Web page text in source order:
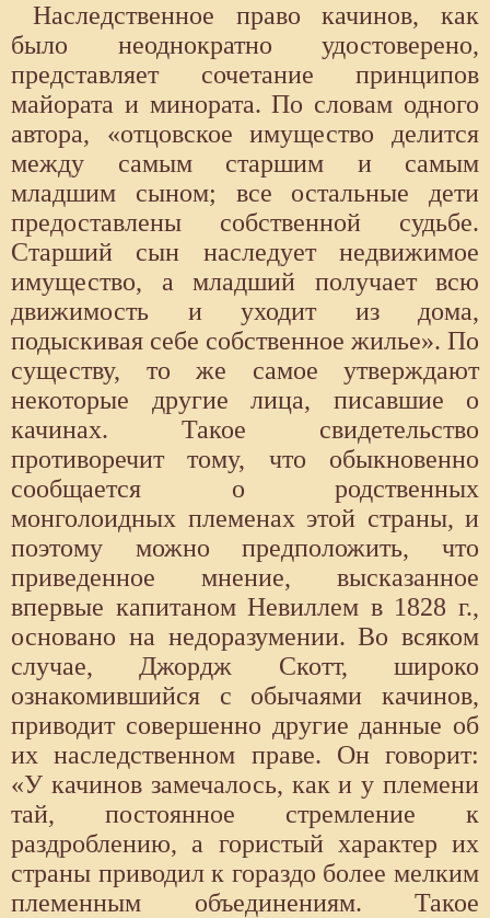
Наследственное право качинов, как
было неоднократно удостоверено,
представляет сочетание принципов
майората и минората. По словам одного
автора, «отцовское имущество делится
между самым старшим и самым
младшим сыном; все остальные дети
предоставлены собственной судьбе.
Старший сын наследует недвижимое
имущество, а младший получает всю
движимость и уходит из дома,
подыскивая себе собственное жилье». По
существу, то же самое утверждают
некоторые другие лица, писавшие о
качинах. Такое свидетельство
противоречит тому, что обыкновенно
сообщается о родственных
монголоидных племенах этой страны, и
поэтому можно предположить, что
приведенное мнение, высказанное
впервые капитаном Невиллем в 1828 г.,
основано на недоразумении. Во всяком
случае, Джордж Скотт, широко
ознакомившийся с обычаями качинов,
приводит совершенно другие данные об
их наследственном праве. Он говорит:
«У качинов замечалось, как и у племени
тай, постоянное стремление к
раздроблению, а гористый характер их
страны приводил к гораздо более мелким
племенным объединениям. Такое